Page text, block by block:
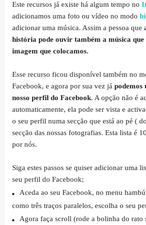
Este recursos já existe há algum tempo no
adicionamos uma foto ou vídeo no modo
adicionar uma música. Assim a pessoa que
história pode ouvir também a música que
imagem que colocamos.
Esse recurso ficou disponível também no
Facebook, e agora por sua vez já podemos
nosso perfil do Facebook. A opção não é
automaticamente, ela pode ser vista e
o seu perfil numa secção que está ao pé (
secção das nossas fotografias. Esta lista é
por nós.
Siga estes passos se quiser adicionar uma
seu perfil do Facebook;
Aceda ao seu Facebook, no menu
como três traços paralelos, escolha o seu
Agora faça scroll (rode a bolinha do rato